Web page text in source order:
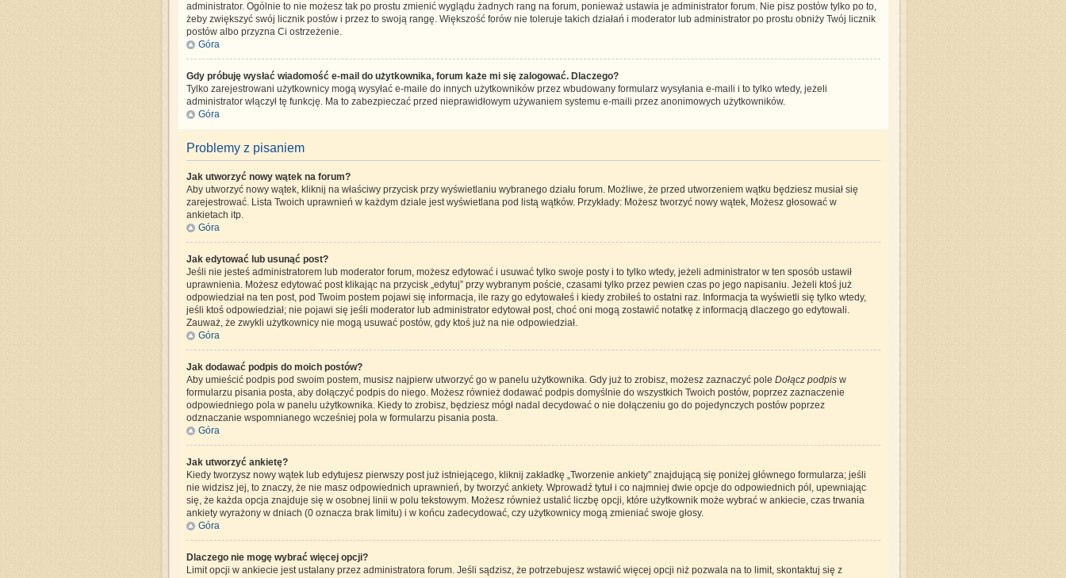
administrator. Ogólnie to nie możesz tak po prostu zmienić wyglądu żadnych rang na forum, ponieważ ustawia je administrator forum. Nie pisz postów tylko po to,
żeby zwiększyć swój licznik postów i przez to swoją rangę. Większość forów nie toleruje takich działań i moderator lub administrator po prostu obniży Twój licznik
postów albo przyzna Ci ostrzeżenie.
Góra
Gdy próbuję wysłać wiadomość e-mail do użytkownika, forum każe mi się zalogować. Dlaczego?
Tylko zarejestrowani użytkownicy mogą wysyłać e-maile do innych użytkowników przez wbudowany formularz wysyłania e-maili i to tylko wtedy, jeżeli
administrator włączył tę funkcję. Ma to zabezpieczać przed nieprawidłowym używaniem systemu e-maili przez anonimowych użytkowników.
Góra
Problemy z pisaniem
Jak utworzyć nowy wątek na forum?
Aby utworzyć nowy wątek, kliknij na właściwy przycisk przy wyświetlaniu wybranego działu forum. Możliwe, że przed utworzeniem wątku będziesz musiał się
zarejestrować. Lista Twoich uprawnień w każdym dziale jest wyświetlana pod listą wątków. Przykłady: Możesz tworzyć nowy wątek, Możesz głosować w
ankietach itp.
Góra
Jak edytować lub usunąć post?
Jeśli nie jesteś administratorem lub moderator forum, możesz edytować i usuwać tylko swoje posty i to tylko wtedy, jeżeli administrator w ten sposób ustawił
uprawnienia. Możesz edytować post klikając na przycisk „edytuj” przy wybranym poście, czasami tylko przez pewien czas po jego napisaniu. Jeżeli ktoś już
odpowiedział na ten post, pod Twoim postem pojawi się informacja, ile razy go edytowałeś i kiedy zrobiłeś to ostatni raz. Informacja ta wyświetli się tylko wtedy,
jeśli ktoś odpowiedział; nie pojawi się jeśli moderator lub administrator edytował post, choć oni mogą zostawić notatkę z informacją dlaczego go edytowali.
Zauważ, że zwykli użytkownicy nie mogą usuwać postów, gdy ktoś już na nie odpowiedział.
Góra
Jak dodawać podpis do moich postów?
Aby umieścić podpis pod swoim postem, musisz najpierw utworzyć go w panelu użytkownika. Gdy już to zrobisz, możesz zaznaczyć pole Dołącz podpisw
formularzu pisania posta, aby dołączyć podpis do niego. Możesz również dodawać podpis domyślnie do wszystkich Twoich postów, poprzez zaznaczenie
odpowiedniego pola w panelu użytkownika. Kiedy to zrobisz, będziesz mógł nadal decydować o nie dołączeniu go do pojedynczych postów poprzez
odznaczanie wspomnianego wcześniej pola w formularzu pisania posta.
Góra
Jak utworzyć ankietę?
Kiedy tworzysz nowy wątek lub edytujesz pierwszy post już istniejącego, kliknij zakładkę „Tworzenie ankiety” znajdującą się poniżej głównego formularza; jeśli
nie widzisz jej, to znaczy, że nie masz odpowiednich uprawnień, by tworzyć ankiety. Wprowadź tytuł i co najmniej dwie opcje do odpowiednich pól, upewniając
się, że każda opcja znajduje się w osobnej linii w polu tekstowym. Możesz również ustalić liczbę opcji, które użytkownik może wybrać w ankiecie, czas trwania
ankiety wyrażony w dniach (0 oznacza brak limitu) i w końcu zadecydować, czy użytkownicy mogą zmieniać swoje głosy.
Góra
Dlaczego nie mogę wybrać więcej opcji?
Limit opcji w ankiecie jest ustalany przez administratora forum. Jeśli sądzisz, że potrzebujesz wstawić więcej opcji niż pozwala na to limit, skontaktuj się z